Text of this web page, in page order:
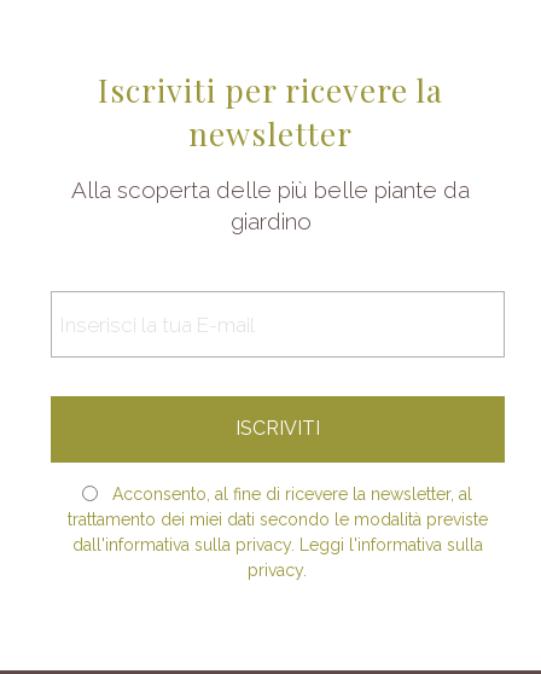
Iscriviti per ricevere la
newsletter
Alla scoperta delle più belle piante da
giardino
Acconsento, al fine di ricevere la newsletter, al
trattamento dei miei dati secondo le modalità previste
dall'informativa sulla privacy. Leggi l'informativa sulla
privacy.